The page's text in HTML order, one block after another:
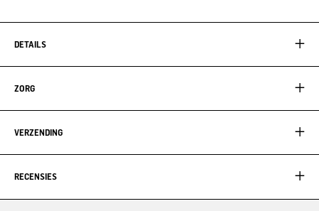
DETAILS
ZORG
VERZENDING
RECENSIES